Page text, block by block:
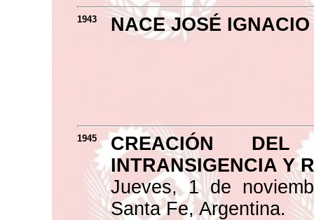
1943 NACE JOSÉ
1945
CREACIÓN DEL
INTRANSIGENCIA Y
Jueves, 1 de
Santa Fe, Argentina.